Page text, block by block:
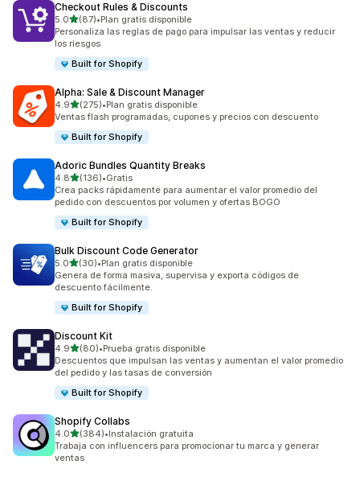
Checkout Rules & Discounts
5.0de 5 estrellas
(87)
87 reseñas en total
•Plan gratis disponible
Personaliza las reglas de pago para impulsar las ventas y reducir
los riesgos
Built for Shopify
Alpha: Sale & Discount Manager
4.9de 5 estrellas
(275)
275 reseñas en total
•Plan gratis disponible
Ventas flash programadas, cupones y precios con descuento
Built for Shopify
Adoric Bundles Quantity Breaks
4.8de 5 estrellas
(136)
136 reseñas en total
•Gratis
Crea packs rápidamente para aumentar el valor promedio del
pedido con descuentos por volumen y ofertas BOGO
Built for Shopify
Bulk Discount Code Generator
5.0de 5 estrellas
(30)
30 reseñas en total
•Plan gratis disponible
Genera de forma masiva, supervisa y exporta códigos de
descuento fácilmente.
Built for Shopify
Discount Kit
4.9de 5 estrellas
(80)
80 reseñas en total
•Prueba gratis disponible
Descuentos que impulsan las ventas y aumentan el valor promedio
del pedido y las tasas de conversión
Built for Shopify
Shopify Collabs
4.0de 5 estrellas
(384)
384 reseñas en total
•Instalación gratuita
Trabaja con influencers para promocionar tu marca y generar
ventas